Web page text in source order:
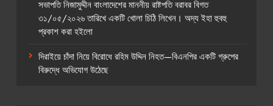
সভাপতি নিজামুদ্দীন বাংলাদেশের মাননীয় রাষ্টপতি বরাবর বিগত
৩১/০৫/২০২৬ তারিখে একটি খোলা চিঠি লিখেন। অদ্য ইহা হুবহু
প্রকাশ করা হইলো
দিরাইয়ে চাঁদা নিয়ে বিরোধে রহিম উদ্দিন নিহত—বিএনপির একটি গ্রুপের
বিরুদ্ধে অভিযোগ উঠেছে